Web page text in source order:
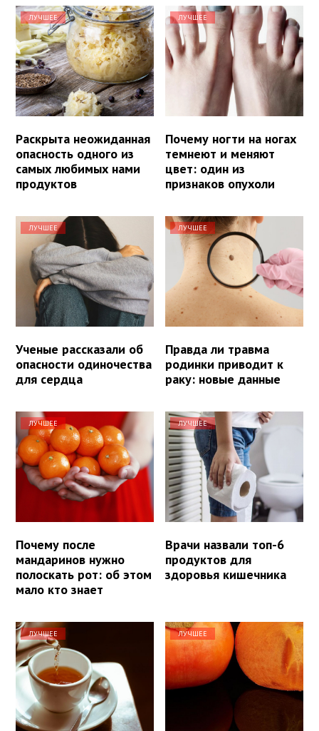
ЛУЧШЕЕ
Раскрыта неожиданная
опасность одного из
самых любимых нами
продуктов
ЛУЧШЕЕ
Почему ногти на ногах
темнеют и меняют
цвет: один из
признаков опухоли
ЛУЧШЕЕ
Ученые рассказали об
опасности одиночества
для сердца
ЛУЧШЕЕ
Правда ли травма
родинки приводит к
раку: новые данные
ЛУЧШЕЕ
Почему после
мандаринов нужно
полоскать рот: об этом
мало кто знает
ЛУЧШЕЕ
Врачи назвали топ-6
продуктов для
здоровья кишечника
ЛУЧШЕЕ ЛУЧШЕЕ